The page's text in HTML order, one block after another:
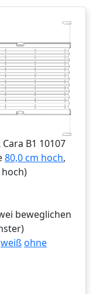
B1 10107
80,0 cm hoch,
beweglichen
weißohne